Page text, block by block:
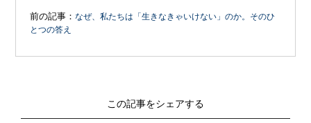
前の記事：なぜ、私たちは「生きなきゃいけない」のか。そのひ
とつの答え
この記事をシェアする